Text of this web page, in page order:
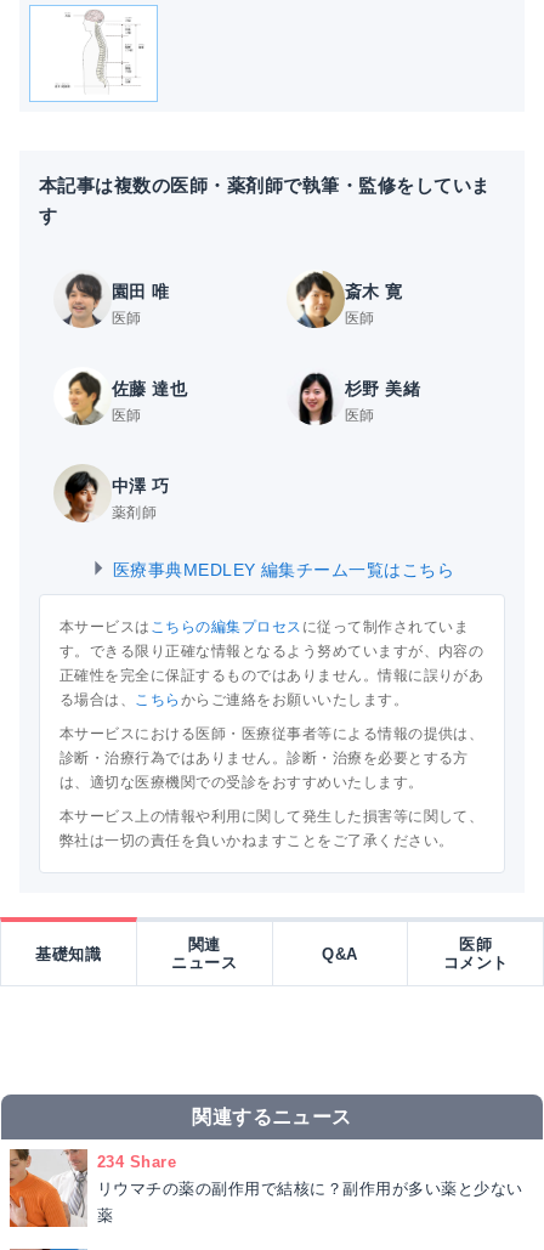
本記事は複数の医師・薬剤師で執筆・監修をしていま
す
園田 唯
医師
斎木 寛
医師
佐藤 達也
医師
杉野 美緒
医師
中澤 巧
薬剤師
医療事典MEDLEY 編集チーム一覧はこちら
本サービスは こちらの編集プロセス に従って制作されていま
す。できる限り正確な情報となるよう努めていますが、内容の
正確性を完全に保証するものではありません。情報に誤りがあ
る場合は、 こちら からご連絡をお願いいたします。
本サービスにおける医師・医療従事者等による情報の提供は、
診断・治療行為ではありません。診断・治療を必要とする方
は、適切な医療機関での受診をおすすめいたします。
本サービス上の情報や利用に関して発生した損害等に関して、
弊社は一切の責任を負いかねますことをご了承ください。
基礎知識
関連
ニュース
Q&A
医師
コメント
関連するニュース
234 Share
リウマチの薬の副作用で結核に？副作用が多い薬と少ない
薬